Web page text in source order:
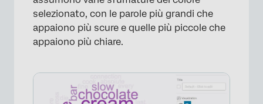
selezionato, con le parole più grandi che
appaiono più scure e quelle più piccole che
appaiono più chiare.